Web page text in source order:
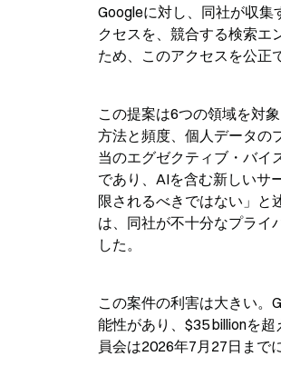
Googleに対し、同社が収
クセスを、競合する検索エ
ため、このアクセスを公正
この提案は6つの領域を対
方法と頻度、個人データの
当のエグゼクティブ・バイ
であり、AIを含む新しいサ
限されるべきではない」と
は、同社が不十分なプライ
した。
この案件の利害は大きい。
能性があり、$35 billionを
員会は2026年7月27日まで